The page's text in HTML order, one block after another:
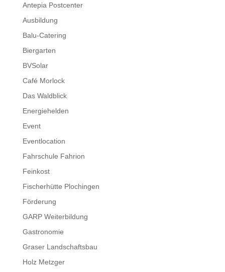
Antepia Postcenter
Ausbildung
Balu-Catering
Biergarten
BVSolar
Café Morlock
Das Waldblick
Energiehelden
Event
Eventlocation
Fahrschule Fahrion
Feinkost
Fischerhütte Plochingen
Förderung
GARP Weiterbildung
Gastronomie
Graser Landschaftsbau
Holz Metzger